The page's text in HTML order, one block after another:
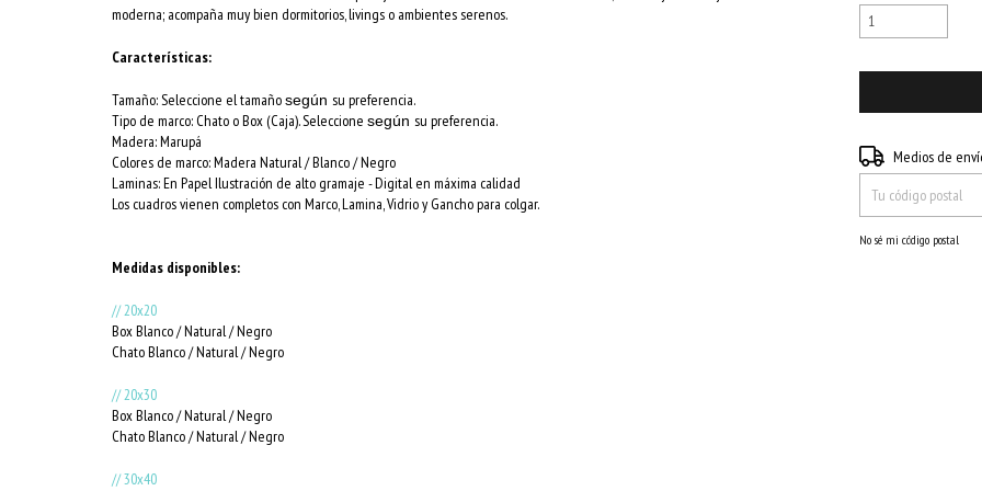
moderna; acompaña muy bien dormitorios, livings o ambientes serenos.
Características:
Tamaño: Seleccione el tamañosegún su preferencia.
Tipo de marco: Chato o Box (Caja). Seleccione según su preferencia.
Madera: Marupá
Colores de marco:Madera Natural / Blanco / Negro
Laminas: En Papel Ilustración de alto gramaje - Digital en máxima calidad
Los cuadros vienen completos con Marco, Lamina, Vidrio y Gancho para colgar.
Medidas disponibles:
// 20x20
Box Blanco / Natural / Negro
Chato Blanco / Natural / Negro
// 20x30
Box Blanco / Natural / Negro
Chato Blanco / Natural / Negro
// 30x40
Entregas para el CP:
Medios de
No sé mi código postal